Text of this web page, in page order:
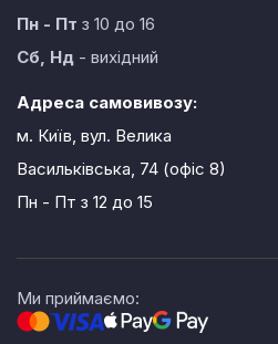
Пн - Пт з 10 до 16
Сб, Нд - вихідний
Адреса самовивозу:
м. Київ, вул. Велика
Васильківська, 74 (офіс 8)
Пн - Пт з 12 до 15
Ми приймаємо: